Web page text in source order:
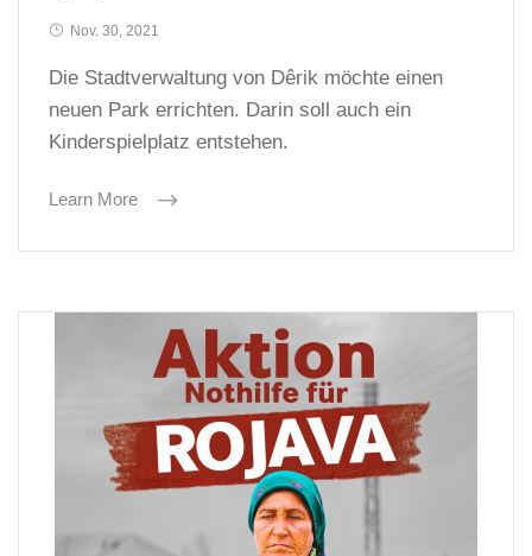
Nov. 30, 2021
Die Stadtverwaltung von Dêrik möchte einen
neuen Park errichten. Darin soll auch ein
Kinderspielplatz entstehen.
Learn More